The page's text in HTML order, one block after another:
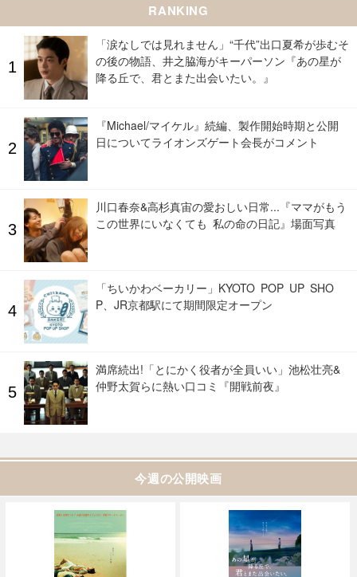
RANKING
「涙なしでは見れません」“千代”出口夏希が歩むそ
の後の物語、井之脇海がキーパーソン『あの星が
降る丘で、君とまた出会いたい。』
『Michael/マイケル』続編、製作開始時期と公開
日についてライオンズゲート会長がコメント
川口春奈&高杉真宙の愛おしい日常...『ママがもう
この世界にいなくても 私の命の日記』場面写真
「ちいかわベーカリー」KYOTO POP UP SHO
P、JR京都駅にて期間限定オープン
満席続出!「とにかく役者が全員いい」池松壮亮&
仲野太賀らに熱い口コミ『開戦前夜』
今週の公開映画